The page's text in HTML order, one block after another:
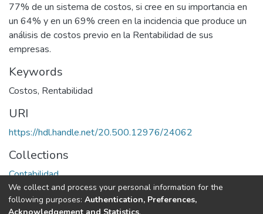
77% de un sistema de costos, si cree en su importancia en
un 64% y en un 69% creen en la incidencia que produce un
análisis de costos previo en la Rentabilidad de sus
empresas.
Keywords
Costos, Rentabilidad
URI
https://hdl.handle.net/20.500.12976/24062
Collections
Contabilidad
Full item page
We collect and process your personal information for the
following purposes: Authentication, Preferences,